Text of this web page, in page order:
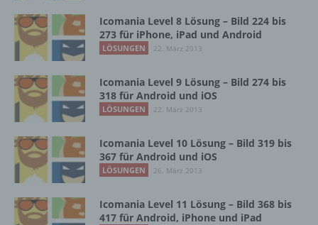
Icomania Level 8 Lösung – Bild 224 bis
273 für iPhone, iPad und Android
LÖSUNGEN 22. März 2013
Icomania Level 9 Lösung – Bild 274 bis
318 für Android und iOS
LÖSUNGEN 22. März 2013
Icomania Level 10 Lösung – Bild 319 bis
367 für Android und iOS
LÖSUNGEN 26. März 2013
Icomania Level 11 Lösung – Bild 368 bis
417 für Android, iPhone und iPad
die betroffene Person zu verstehen gibt, dass
sie mit der Verarbeitung der sie betreffenden
personenbezogenen Daten einverstanden
ist.
Name und Anschrift des für die Verarbeitung
Verantwortlichen
Verantwortlicher im Sinne der Datenschutz-
Grundverordnung, sonstiger in den Mitgliedstaaten
der Europäischen Union geltenden
Datenschutzgesetze und anderer Bestimmungen
mit datenschutzrechtlichem Charakter ist die: